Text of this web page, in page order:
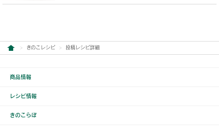
きのこレシピ 投稿レシピ詳細
商品情報
レシピ情報
きのこらぼ